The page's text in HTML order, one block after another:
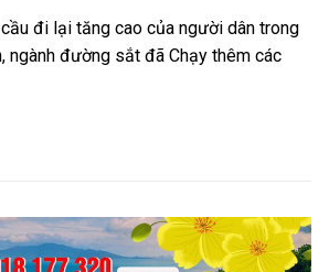
đi lại tăng cao của người dân trong
ngành đường sắt đã Chạy thêm các